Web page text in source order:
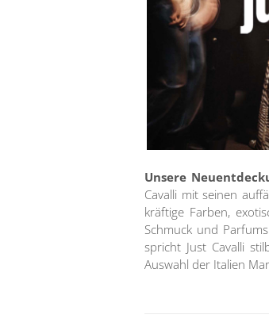
Unsere
Cavalli mit seinen
kräftige Farben,
Schmuck und
spricht Just Cavalli
Auswahl der Italien